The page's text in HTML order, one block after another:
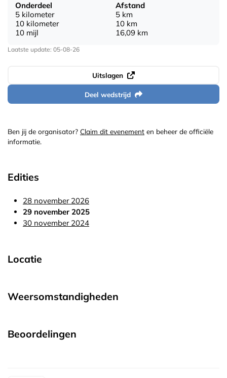
Onderdeel
Afstand
5 kilometer
5 km
10 kilometer
10 km
10 mijl
16,09 km
Laatste update: 05-08-26
Uitslagen
Deel wedstrijd
Ben jij de organisator? Claim dit evenement en beheer de officiële
informatie.
Edities
28 november 2026
29 november 2025
30 november 2024
Locatie
Weersomstandigheden
Beoordelingen